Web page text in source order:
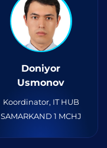
Doniyor
Usmonov
Koordinator, IT HUB
SAMARKAND 1 MCHJ